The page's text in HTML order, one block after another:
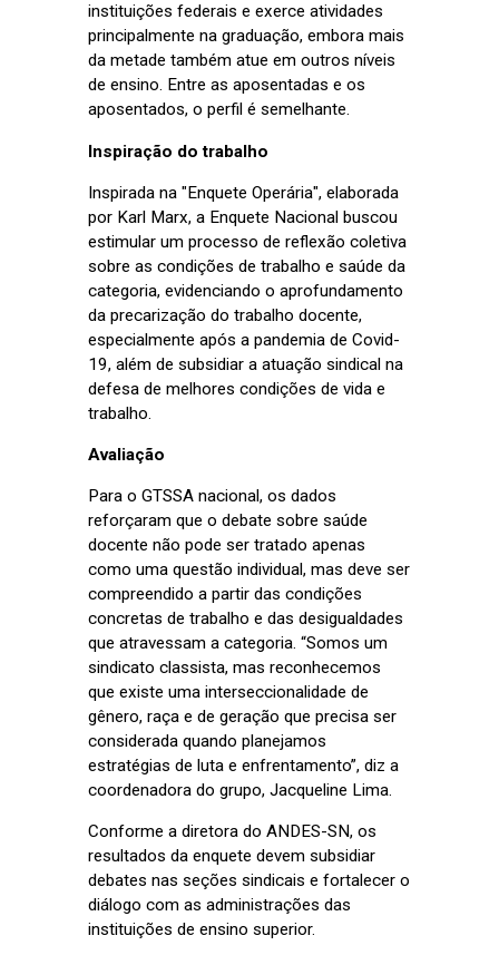
instituições federais e exerce atividades
principalmente na graduação, embora mais
da metade também atue em outros níveis
de ensino. Entre as aposentadas e os
aposentados, o perfil é semelhante.
Inspiração do trabalho
Inspirada na "Enquete Operária", elaborada
por Karl Marx, a Enquete Nacional buscou
estimular um processo de reflexão coletiva
sobre as condições de trabalho e saúde da
categoria, evidenciando o aprofundamento
da precarização do trabalho docente,
especialmente após a pandemia de Covid-
19, além de subsidiar a atuação sindical na
defesa de melhores condições de vida e
trabalho.
Avaliação
Para o GTSSA nacional, os dados
reforçaram que o debate sobre saúde
docente não pode ser tratado apenas
como uma questão individual, mas deve ser
compreendido a partir das condições
concretas de trabalho e das desigualdades
que atravessam a categoria. “Somos um
sindicato classista, mas reconhecemos
que existe uma interseccionalidade de
gênero, raça e de geração que precisa ser
considerada quando planejamos
estratégias de luta e enfrentamento”, diz a
coordenadora do grupo, Jacqueline Lima.
Conforme a diretora do ANDES-SN, os
resultados da enquete devem subsidiar
debates nas seções sindicais e fortalecer o
diálogo com as administrações das
instituições de ensino superior.